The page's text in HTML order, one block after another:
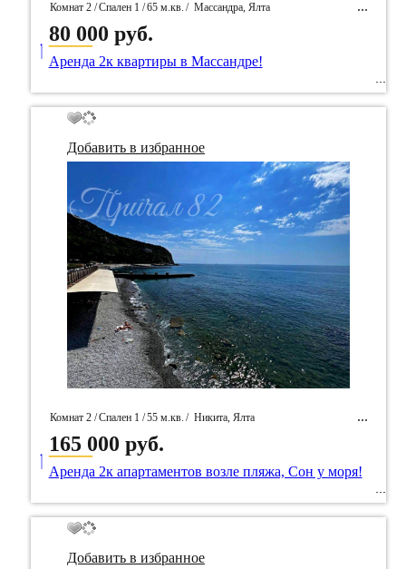
Комнат 2 /Спален 1 /65 м.кв. / Массандра, Ялта
/ Идентификатор собственность 89313
80 000 руб.
____
Аренда 2к квартиры в Массандре!
Добавить в избранное
Комнат 2 /Спален 1 /55 м.кв. / Никита, Ялта
/ Идентификатор собственность 86046
165 000 руб.
____
Аренда 2к апартаментов возле пляжа, Сон у моря!
Добавить в избранное